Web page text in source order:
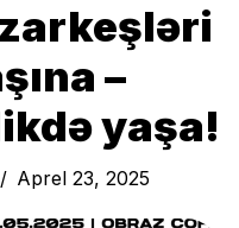
–
yaşa!
Aprel 23, 2025